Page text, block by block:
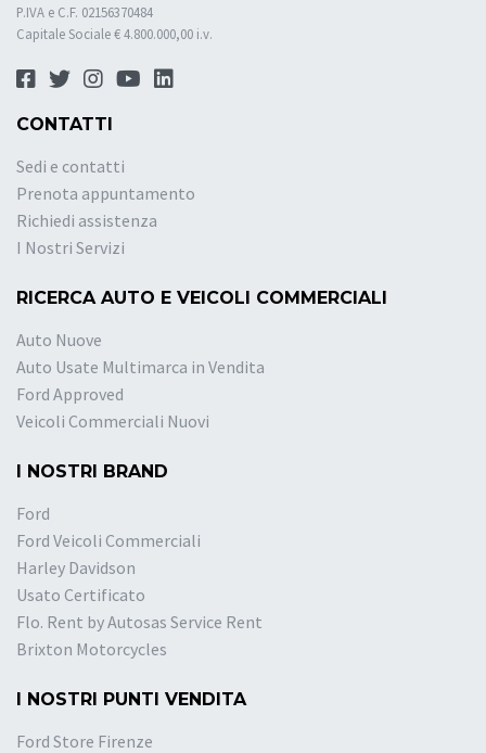
P.IVA e C.F. 02156370484
Capitale Sociale € 4.800.000,00 i.v.
CONTATTI
Sedi e contatti
Prenota appuntamento
Richiedi assistenza
I Nostri Servizi
RICERCA AUTO E VEICOLI COMMERCIALI
Auto Nuove
Auto Usate Multimarca in Vendita
Ford Approved
Veicoli Commerciali Nuovi
I NOSTRI BRAND
Ford
Ford Veicoli Commerciali
Harley Davidson
Usato Certificato
Flo. Rent by Autosas Service Rent
Brixton Motorcycles
I NOSTRI PUNTI VENDITA
Ford Store Firenze